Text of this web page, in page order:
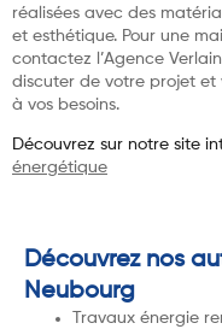
réalisées avec des
et esthétique. Pour une
contactez l’Agence
discuter de votre projet et
à vos besoins.
Découvrez sur notre site
énergétique
Découvrez nos
Neubourg
Travaux énergie